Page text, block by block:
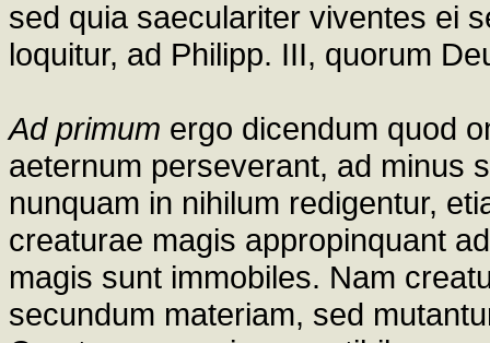
sed quia saeculariter viventes ei
loquitur, ad Philipp. III, quorum
Ad primum ergo dicendum quod
aeternum perseverant, ad minus
nunquam in nihilum redigentur,
creaturae magis appropinquant
magis sunt immobiles. Nam
secundum materiam, sed